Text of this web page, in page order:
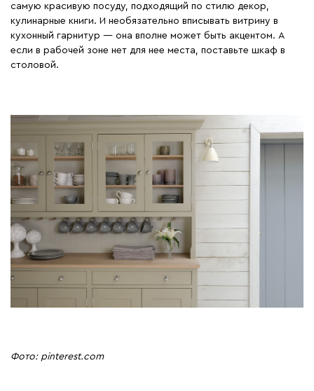
самую красивую посуду, подходящий по стилю декор,
кулинарные книги. И необязательно вписывать витрину в
кухонный гарнитур — она вполне может быть акцентом. А
если в рабочей зоне нет для нее места, поставьте шкаф в
столовой.
Фото: pinterest.com